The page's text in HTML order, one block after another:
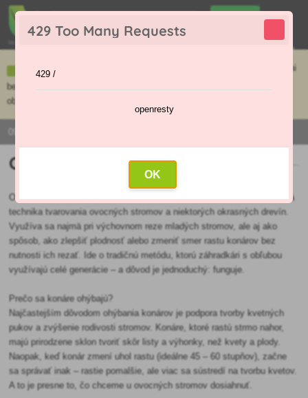
429 Too Many Requests
429 /
openresty
OK
Ceny uvedené na e-shope sa môžu líšiť od cien v kamennej predajni
bez objednávky. Tovar skladom pripravíme do 30 min na základe
objednávky. Predajňa je v sobotu zatvorená.
Menu
Ohýbanie konárov
Ohýbanie konárov je prirodzená, šetrná, ale zároveň mimoriadne účinná
technika tvarovania ovocných stromov a niektorých okrasných drevín.
Využíva sa najmä pri výchovnom reze mladých stromov, ale aj ako
spôsob, ako zlepšiť plodnosť alebo zmeniť smer rastu konárov bez
nutnosti ich rezať. Ide o tradičnú metódu, ktorú záhradkári s obľubou
využívajú celé generácie – a dôvod je jednoduchý: funguje.
Prečo sa konáre ohýbajú?
Najčastejším dôvodom ohýbania konárov je podpora tvorby kvetných
pukov a zvýšenie rodivosti stromov. Konáre, ktoré rastú strmo nahor,
majú prirodzene sklon tvoriť skôr listy a výhonky, než kvety a plody.
Naopak, keď konár zmení uhol rastu (ideálne 45 – 60 stupňov), začne
sa správať inak – rastie pomalšie, ale viac sa sústredí na tvorbu kvetov.
A to je presne to, čo chceme u ovocných stromov dosiahnuť.